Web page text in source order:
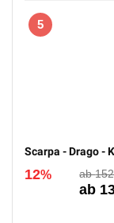
5
Scarpa - Drago -
12%